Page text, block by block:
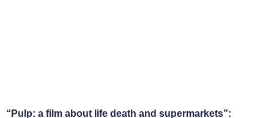
“Pulp: a film about life death and supermarkets”: